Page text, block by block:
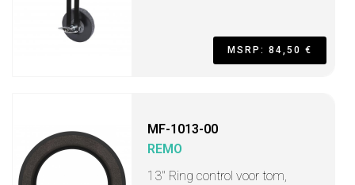
MSRP: 84,50 €
MF-1013-00
REMO
13" Ring control voor tom,